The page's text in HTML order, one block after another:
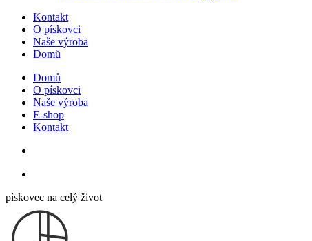
Kontakt
O pískovci
Naše výroba
Domů
Domů
O pískovci
Naše výroba
E-shop
Kontakt
pískovec na celý život